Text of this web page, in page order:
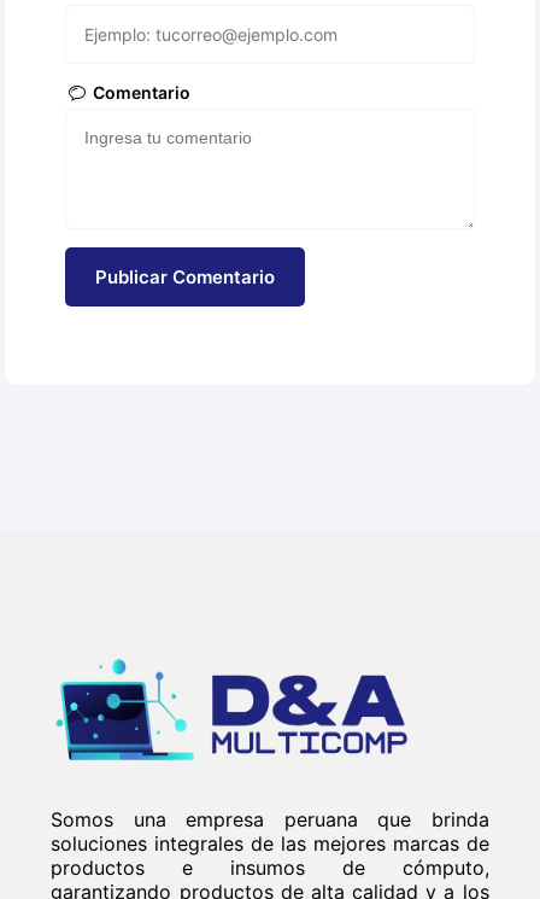
Comentario
Publicar Comentario
Somos una empresa peruana que brinda
soluciones integrales de las mejores marcas de
productos e insumos de cómputo,
garantizando productos de alta calidad y a los